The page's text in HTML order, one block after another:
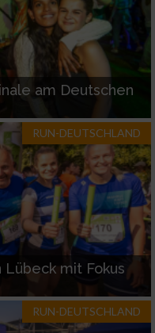
am Deutschen
RUN-DEUTSCHLAND
mit Fokus
RUN-DEUTSCHLAND